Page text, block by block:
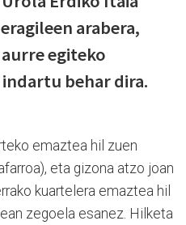
arabera,
egiteko
behar dira.
emaztea hil zuen
eta gizona atzo joan
kuartelera emaztea hil
zegoela esanez. Hilketa